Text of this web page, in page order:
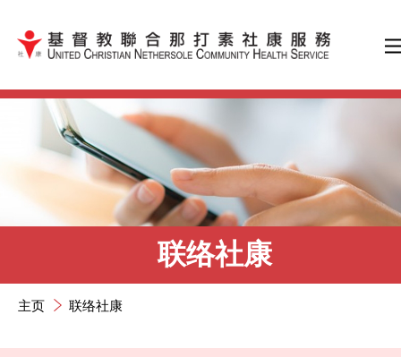
跳到内容（按输入键）
联络社康
主页 联络社康